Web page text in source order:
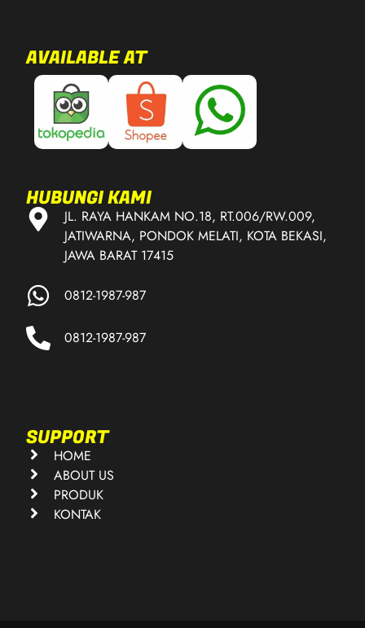
AVAILABLE AT
HUBUNGI KAMI
JL. RAYA HANKAM NO.18, RT.006/RW.009,
JATIWARNA, PONDOK MELATI, KOTA BEKASI,
JAWA BARAT 17415
0812-1987-987
0812-1987-987
SUPPORT
HOME
ABOUT US
PRODUK
KONTAK